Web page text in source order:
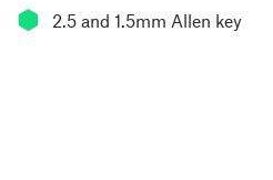
⬢ 2.5 and 1.5mm Allen key